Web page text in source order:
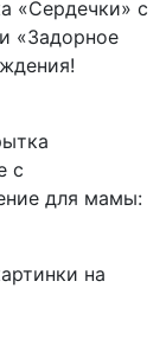
на